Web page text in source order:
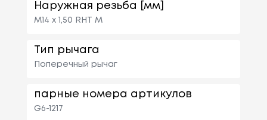
Наружная резьба [мм]
M14 x 1,50 RHT M
Тип рычага
Поперечный рычаг
парные номера артикулов
G6-1217